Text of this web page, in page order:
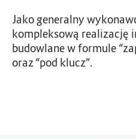
Jako generalny
kompleksową realizację
budowlane w formule
oraz “pod klucz”.